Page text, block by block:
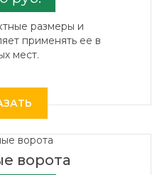
размеры и
применять ее в
мест.
ворота